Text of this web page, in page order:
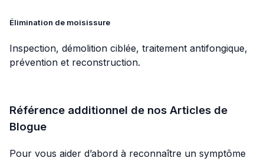
Élimination de moisissure
Inspection, démolition ciblée, traitement antifongique,
prévention et reconstruction.
Référence additionnel de nos Articles de
Blogue
Pour vous aider d’abord à reconnaître un symptôme